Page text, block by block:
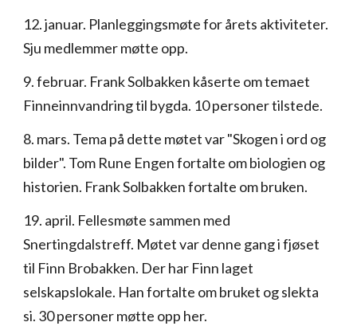
12. januar. Planleggingsmøte for årets aktiviteter.
Sju medlemmer møtte opp.
9. februar. Frank Solbakken kåserte om temaet
Finneinnvandring til bygda. 10 personer tilstede.
8. mars. Tema på dette møtet var "Skogen i ord og
bilder". Tom Rune Engen fortalte om biologien og
historien. Frank Solbakken fortalte om bruken.
19. april. Fellesmøte sammen med
Snertingdalstreff. Møtet var denne gang i fjøset
til Finn Brobakken. Der har Finn laget
selskapslokale. Han fortalte om bruket og slekta
si. 30 personer møtte opp her.